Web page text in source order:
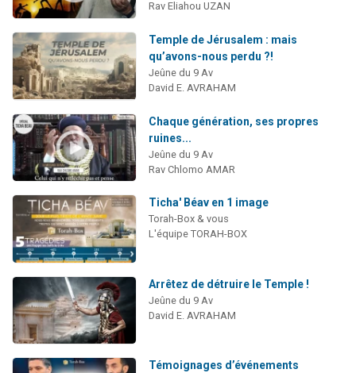
Rav Eliahou UZAN
Temple de Jérusalem : mais
qu’avons-nous perdu ?!
Jeûne du 9 Av
David E. AVRAHAM
Chaque génération, ses propres
ruines...
Jeûne du 9 Av
Rav Chlomo AMAR
Ticha' Béav en 1 image
Torah-Box & vous
L'équipe TORAH-BOX
Arrêtez de détruire le Temple !
Jeûne du 9 Av
David E. AVRAHAM
Témoignages d’événements